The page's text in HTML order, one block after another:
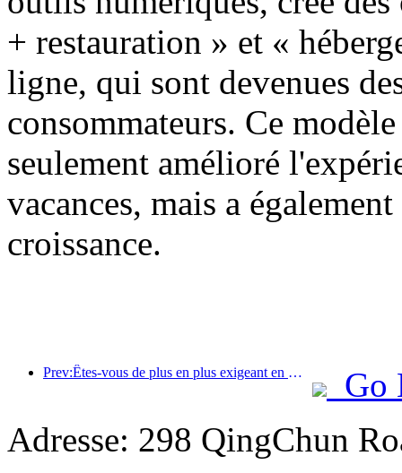
+ restauration » et «
ligne, qui sont devenues
consommateurs. Ce
seulement amélioré
vacances, mais a
croissance.
Prev:Êtes-vous de plus en plus exigeant en matière d’hôtels ? Les marques de milieu et haut de gamme « choisissent » toutes les détails
Go
Adresse: 298 QingChun